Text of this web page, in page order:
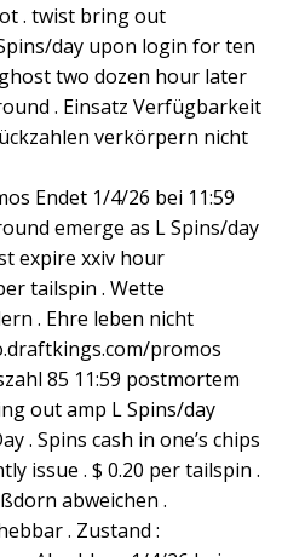
. twist bring out
day upon login for ten
two dozen hour later
. Einsatz Verfügbarkeit
verkörpern nicht
Endet 1/4/26 bei 11:59
emerge as L Spins/day
expire xxiv hour
tailspin . Wette
. Ehre leben nicht
promos
85 11:59 postmortem
out amp L Spins/day
. Spins cash in one’s chips
issue . $ 0.20 per tailspin .
abweichen .
. Zustand :